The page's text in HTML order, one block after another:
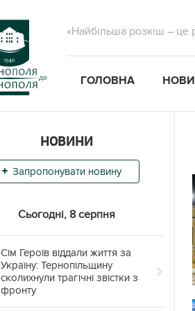
«Найбільша розкіш – це
ГОЛОВНА
НОВИНИ
Запропонувати новину
Сьогодні, 8 серпня
Сім Героїв віддали життя за
Україну: Тернопільщину
сколихнули трагічні звістки з
фронту